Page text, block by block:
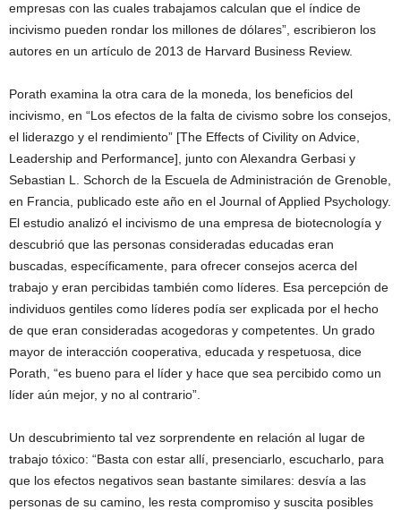
empresas con las cuales trabajamos calculan que el índice de
incivismo pueden rondar los millones de dólares”, escribieron los
autores en un artículo de 2013 de Harvard Business Review.
Porath examina la otra cara de la moneda, los beneficios del
incivismo, en “Los efectos de la falta de civismo sobre los consejos,
el liderazgo y el rendimiento” [The Effects of Civility on Advice,
Leadership and Performance], junto con Alexandra Gerbasi y
Sebastian L. Schorch de la Escuela de Administración de Grenoble,
en Francia, publicado este año en el Journal of Applied Psychology.
El estudio analizó el incivismo de una empresa de biotecnología y
descubrió que las personas consideradas educadas eran
buscadas, específicamente, para ofrecer consejos acerca del
trabajo y eran percibidas también como líderes. Esa percepción de
individuos gentiles como líderes podía ser explicada por el hecho
de que eran consideradas acogedoras y competentes. Un grado
mayor de interacción cooperativa, educada y respetuosa, dice
Porath, “es bueno para el líder y hace que sea percibido como un
líder aún mejor, y no al contrario”.
Un descubrimiento tal vez sorprendente en relación al lugar de
trabajo tóxico: “Basta con estar allí, presenciarlo, escucharlo, para
que los efectos negativos sean bastante similares: desvía a las
personas de su camino, les resta compromiso y suscita posibles